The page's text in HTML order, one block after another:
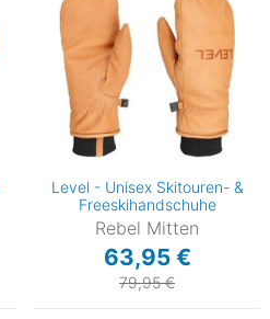
Level - Unisex Skitouren- &
Freeskihandschuhe
Rebel Mitten
63,95 €
79,95 €